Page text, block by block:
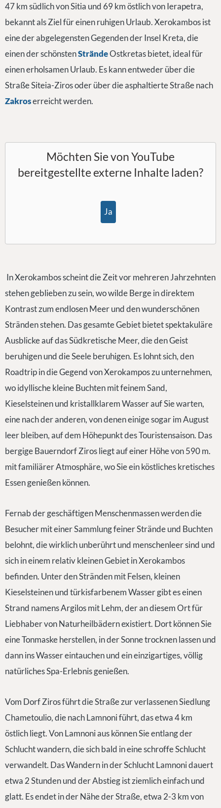
47 km südlich von Sitia und 69 km östlich von Ierapetra,
bekannt als Ziel für einen ruhigen Urlaub. Xerokambos ist
eine der abgelegensten Gegenden der Insel Kreta, die
einen der schönstenSträndeOstkretas bietet, ideal für
einen erholsamen Urlaub. Es kann entweder über die
Straße Siteia-Ziros oder über die asphaltierte Straße nach
Zakroserreicht werden.
Möchten Sie vonYouTube
bereitgestellte externe Inhalte laden?
Ja
In Xerokambos scheint die Zeit vor mehreren Jahrzehnten
stehen geblieben zu sein, wo wilde Berge in direktem
Kontrast zum endlosen Meer und den wunderschönen
Stränden stehen. Das gesamte Gebiet bietet spektakuläre
Ausblicke auf das Südkretische Meer, die den Geist
beruhigen und die Seele beruhigen. Es lohnt sich, den
Roadtrip in die Gegend von Xerokampos zu unternehmen,
wo idyllische kleine Buchten mit feinem Sand,
Kieselsteinen und kristallklarem Wasser auf Sie warten,
eine nach der anderen, von denen einige sogar im August
leer bleiben, auf dem Höhepunkt des Touristensaison. Das
bergige Bauerndorf Ziros liegt auf einer Höhe von 590 m.
mit familiärer Atmosphäre, wo Sie ein köstliches kretisches
Essen genießen können.
Fernab der geschäftigen Menschenmassen werden die
Besucher mit einer Sammlung feiner Strände und Buchten
belohnt, die wirklich unberührt und menschenleer sind und
sich in einem relativ kleinen Gebiet in Xerokambos
befinden. Unter den Stränden mit Felsen, kleinen
Kieselsteinen und türkisfarbenem Wasser gibt es einen
Strand namens Argilos mit Lehm, der an diesem Ort für
Liebhaber von Naturheilbädern existiert. Dort können Sie
eine Tonmaske herstellen, in der Sonne trocknen lassen und
dann ins Wasser eintauchen und ein einzigartiges, völlig
natürliches Spa-Erlebnis genießen.
Vom Dorf Ziros führt die Straße zur verlassenen Siedlung
Chametoulio, die nach Lamnoni führt, das etwa 4 km
östlich liegt. Von Lamnoni aus können Sie entlang der
Schlucht wandern, die sich bald in eine schroffe Schlucht
verwandelt. Das Wandern in der Schlucht Lamnoni dauert
etwa 2 Stunden und der Abstieg ist ziemlich einfach und
glatt. Es endet in der Nähe der Straße, etwa 2-3 km von